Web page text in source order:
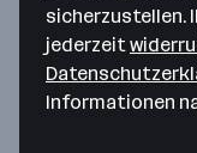
sicherzustellen.
jederzeit
Informationen